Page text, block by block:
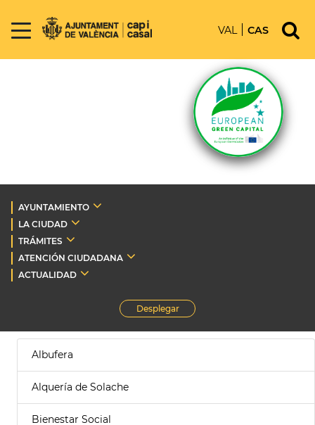
VAL CAS
AYUNTAMIENTO
LA CIUDAD
TRÁMITES
ATENCIÓN CIUDADANA
ACTUALIDAD
Desplegar
Albufera
Alquería de Solache
Bienestar Social